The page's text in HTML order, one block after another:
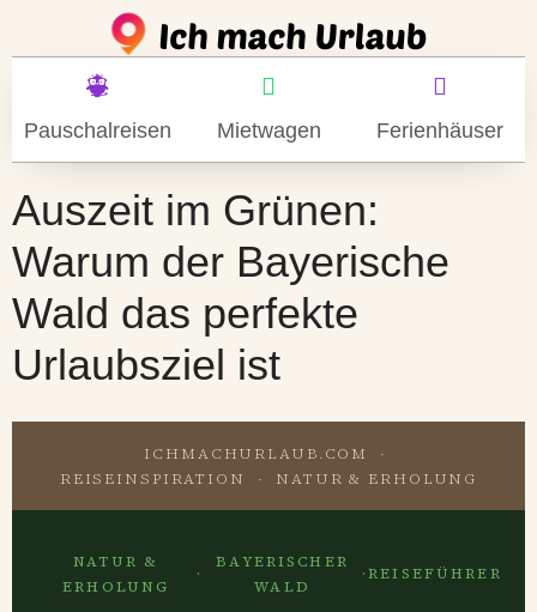
Pauschalreisen Mietwagen Ferienhäuser
Auszeit im Grünen:
Warum der Bayerische
Wald das perfekte
Urlaubsziel ist
ICHMACHURLAUB.COM ·
REISEINSPIRATION · NATUR & ERHOLUNG
NATUR &
ERHOLUNG
·
BAYERISCHER
WALD
·REISEFÜHRER